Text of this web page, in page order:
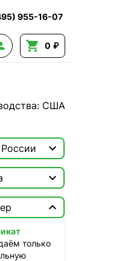
955-16-07
 0 ₽
США

20, стр. 19

с

только